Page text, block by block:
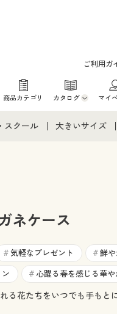
ご利用ガ
商品カテゴリ カタログ
カタログ・チラシからのご注文
マイ
スクール
ア・ティーンズ下着
大きいサイズ
大きいサイズ
大きいサイズ
大きいサイズ 事
ネケース
# 気軽なプレゼント # 鮮
# 心躍る春を感じる華や
る花たちをいつでも手もと